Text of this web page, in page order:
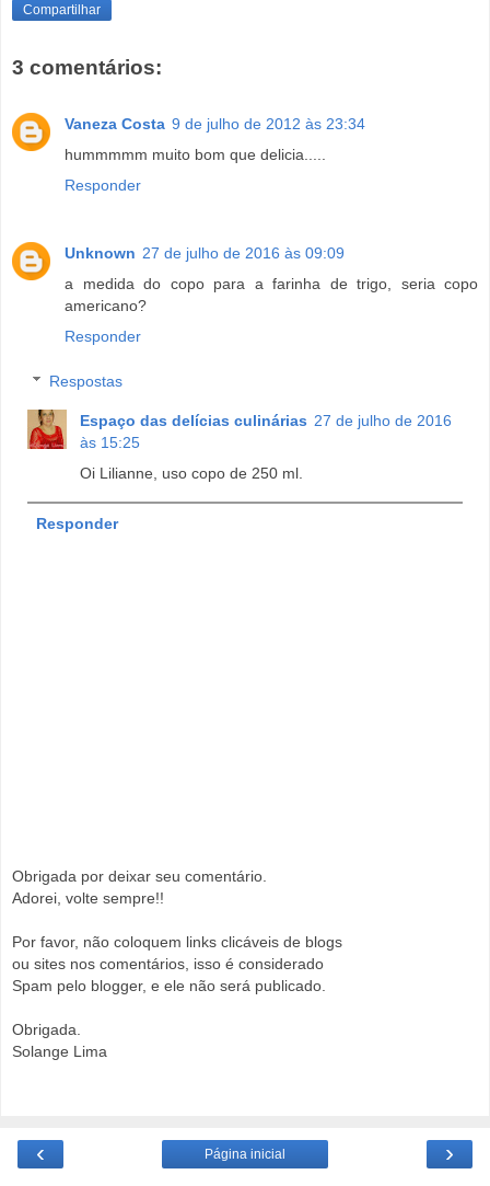
Compartilhar
3 comentários:
Vaneza Costa 9 de julho de 2012 às 23:34
hummmmm muito bom que delicia.....
Responder
Unknown 27 de julho de 2016 às 09:09
a medida do copo para a farinha de trigo, seria copo
americano?
Responder
Respostas
Espaço das delícias culinárias 27 de julho de 2016
às 15:25
Oi Lilianne, uso copo de 250 ml.
Responder
Obrigada por deixar seu comentário.
Adorei, volte sempre!!
Por favor, não coloquem links clicáveis de blogs
ou sites nos comentários, isso é considerado
Spam pelo blogger, e ele não será publicado.
Obrigada.
Solange Lima
‹ ›
Página inicial